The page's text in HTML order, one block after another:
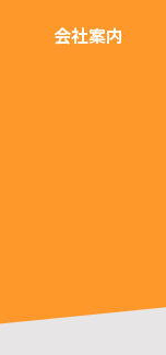
会社案内